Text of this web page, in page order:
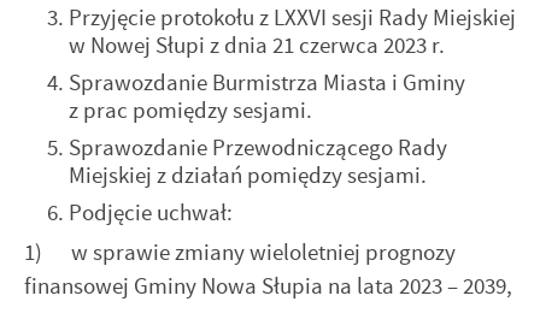
Przyjęcie protokołu z LXXVI sesji Rady Miejskiej
w Nowej Słupi z dnia 21 czerwca 2023 r.
Sprawozdanie Burmistrza Miasta i Gminy
z prac pomiędzy sesjami.
Sprawozdanie Przewodniczącego Rady
Miejskiej z działań pomiędzy sesjami.
Podjęcie uchwał:
1) w sprawie zmiany wieloletniej prognozy
finansowej Gminy Nowa Słupia na lata 2023 – 2039,
formie zanonimizowanej. Wyrażenie zgody na analityczne
pliki cookies gwarantuje dostępność wszystkich
funkcjonalności.
najciekawsze informacje i aktualności na stronach naszych
partnerów.
Promocyjne pliki cookies służą do prezentowania Ci naszych
komunikatów na podstawie analizy Twoich upodobań oraz
Twoich zwyczajów dotyczących przeglądanej witryny
internetowej. Treści promocyjne mogą pojawić się na
partnerami oraz innych dostawców usług. Firmy te działają
w charakterze pośredników prezentujących nasze treści w
postaci wiadomości, ofert, komunikatów mediów
społecznościowych.
Więcej